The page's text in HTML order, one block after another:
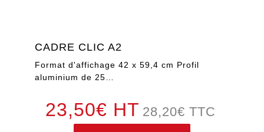
CADRE CLIC A2
Format d'affichage 42 x 59,4 cm Profil
aluminium de 25…
23,50€ HT 28,20€ TTC